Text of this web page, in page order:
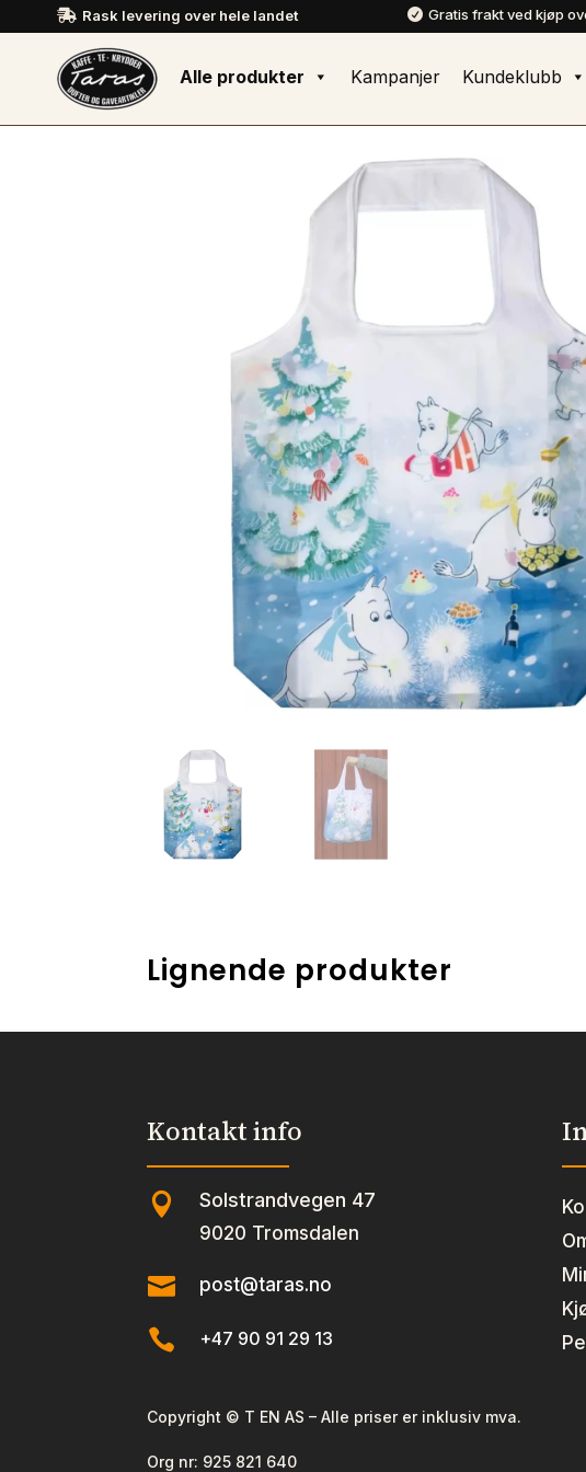
 Rask levering over hele landet  Gratis frakt ved kjøp
Alle produkter Kampanjer Kundeklubb
Lignende produkter
Kontakt info
 Solstrandvegen 47
9020 Tromsdalen
 post@taras.no
 +47 90 91 29 13
Copyright © T EN AS – Alle priser er inklusiv mva.
Org nr: 925 821 640